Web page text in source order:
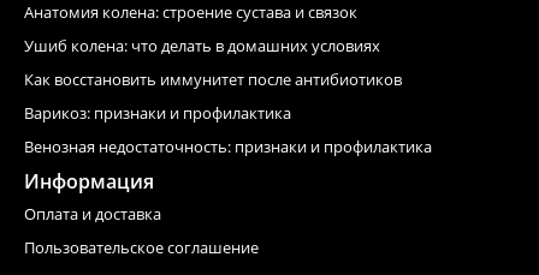
Анатомия колена: строение сустава и связок
Ушиб колена: что делать в домашних условиях
Как восстановить иммунитет после антибиотиков
Варикоз: признаки и профилактика
Венозная недостаточность: признаки и профилактика
Информация
Оплата и доставка
Пользовательское соглашение